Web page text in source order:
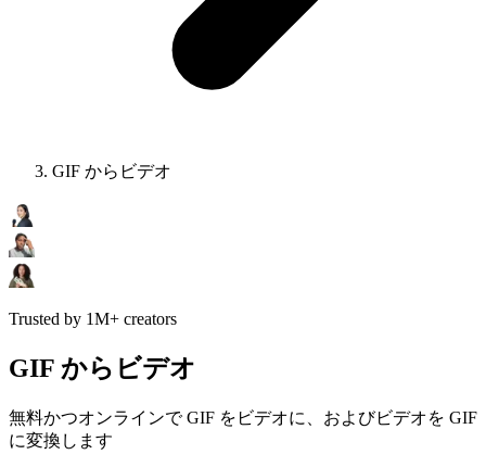
GIF からビデオ
Trusted by 1M+ creators
GIF からビデオ
無料かつオンラインで GIF をビデオに、およびビデオを GIF
に変換します